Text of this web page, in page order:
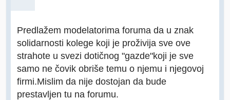
Predlažem modelatorima foruma da u znak
solidarnosti kolege koji je proživija sve ove
strahote u svezi dotičnog "gazde"koji je sve
samo ne čovik obriše temu o njemu i njegovoj
firmi.Mislim da nije dostojan da bude
prestavljen tu na forumu.